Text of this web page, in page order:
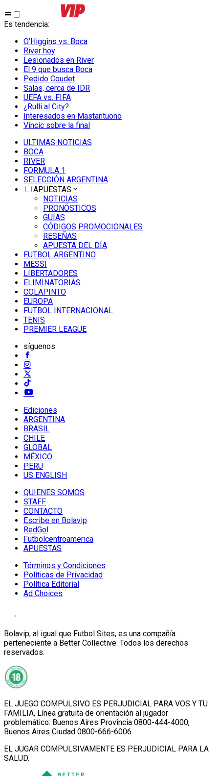
Es tendencia:
O’Higgins vs. Boca
River hoy
Lesionados en River
El 9 que busca Boca
Pedido Coudet
Salas, cerca de IDR
UEFA vs. FIFA
¿Rulli al City?
Interesados en Mastantuono
Vincic sobre la final
ULTIMAS NOTICIAS
BOCA
RIVER
FORMULA 1
SELECCIÓN ARGENTINA
APUESTAS
NOTICIAS
PRONÓSTICOS
GUÍAS
CÓDIGOS PROMOCIONALES
RESEÑAS
APUESTA DEL DÍA
FUTBOL ARGENTINO
MESSI
LIBERTADORES
ELIMINATORIAS
COLAPINTO
EUROPA
FUTBOL INTERNACIONAL
TENIS
PREMIER LEAGUE
síguenos
Ediciones
ARGENTINA
BRASIL
CHILE
GLOBAL
MÉXICO
PERU
US ENGLISH
QUIENES SOMOS
STAFF
CONTACTO
Escribe en Bolavip
RedGol
Futbolcentroamerica
APUESTAS
Términos y Condiciones
Políticas de Privacidad
Política Editorial
Ad Choices
Bolavip, al igual que Futbol Sites, es una compañía
perteneciente a Better Collective. Todos los derechos
reservados.
EL JUEGO COMPULSIVO ES PERJUDICIAL PARA VOS Y TU
FAMILIA, Línea gratuita de orientación al jugador
problemático: Buenos Aires Provincia 0800-444-4000,
Buenos Aires Ciudad 0800-666-6006
EL JUGAR COMPULSIVAMENTE ES PERJUDICIAL PARA LA
SALUD.